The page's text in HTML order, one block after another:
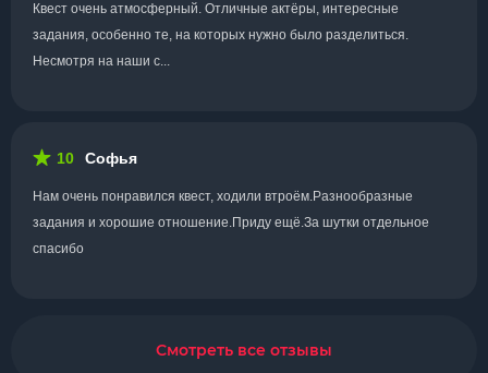
Квест очень атмосферный. Отличные актёры, интересные
задания, особенно те, на которых нужно было разделиться.
Несмотря на наши с...
10 Софья
Нам очень понравился квест, ходили втроём.Разнообразные
задания и хорошие отношение.Приду ещё.За шутки отдельное
спасибо
Смотреть все отзывы